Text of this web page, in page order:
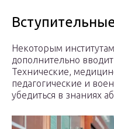
Некоторым
дополнительно
Технические,
педагогические и
убедиться в знаниях